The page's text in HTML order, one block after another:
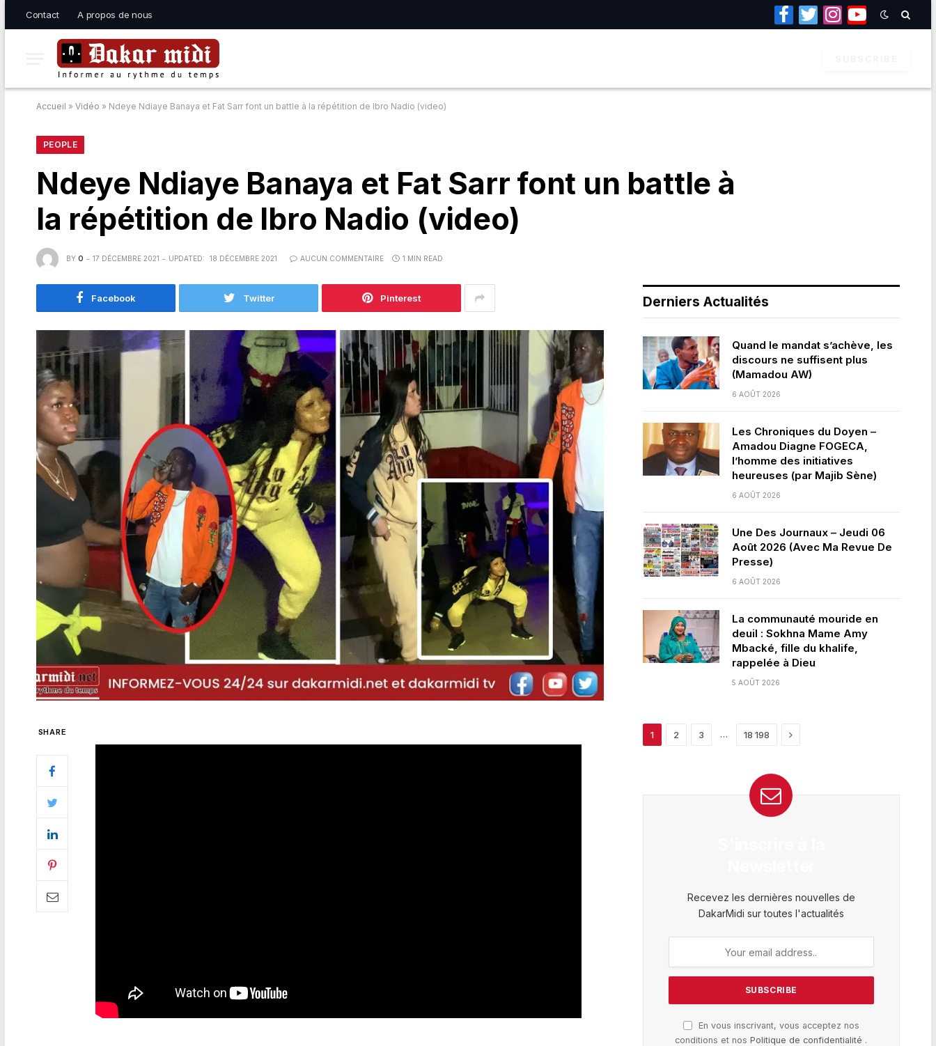
Contact A propos de nous
Facebook
TwitterInstagramYouTube
Accueil » Vidéo » Ndeye Ndiaye Banaya et Fat Sarr font un battle à la répétition de Ibro Nadio (video)
PEOPLE
Ndeye Ndiaye Banaya et Fat Sarr font un battle à
la répétition de Ibro Nadio (video)
BY O 17 DÉCEMBRE 2021 UPDATED: 18 DÉCEMBRE 2021 AUCUN COMMENTAIRE 1 MIN READ
Facebook Twitter Pinterest
SHARE
Derniers Actualités
Quand le mandat s’achève, les
discours ne suffisent plus
(Mamadou AW)
6 AOÛT 2026
Les Chroniques du Doyen –
Amadou Diagne FOGECA,
l’homme des initiatives
heureuses (par Majib Sène)
6 AOÛT 2026
Une Des Journaux – Jeudi 06
Août 2026 (Avec Ma Revue De
Presse)
6 AOÛT 2026
La communauté mouride en
deuil : Sokhna Mame Amy
Mbacké, fille du khalife,
rappelée à Dieu
5 AOÛT 2026
1 2 3 … 18 198 Next
Recevez les dernières nouvelles de
DakarMidi sur toutes l'actualités
En vous inscrivant, vous acceptez nos
conditions et nosPolitique de confidentialité .